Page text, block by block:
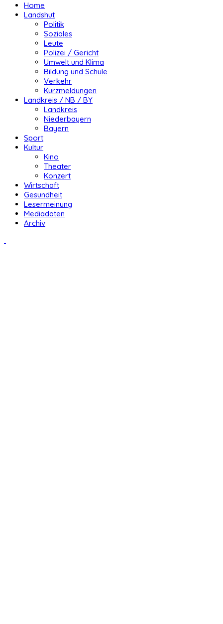
Home
Landshut
Politik
Soziales
Leute
Polizei / Gericht
Umwelt und Klima
Bildung und Schule
Verkehr
Kurzmeldungen
Landkreis / NB / BY
Landkreis
Niederbayern
Bayern
Sport
Kultur
Kino
Theater
Konzert
Wirtschaft
Gesundheit
Lesermeinung
Mediadaten
Archiv